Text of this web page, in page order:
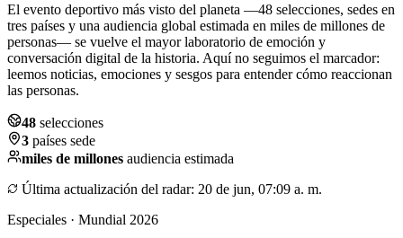
El evento deportivo más visto del planeta —48 selecciones, sedes en
tres países y una audiencia global estimada en miles de millones de
personas— se vuelve el mayor laboratorio de emoción y
conversación digital de la historia. Aquí no seguimos el marcador:
leemos noticias, emociones y sesgos para entender cómo reaccionan
las personas.
48 selecciones
3 países sede
miles de millones audiencia estimada
Última actualización del radar: 20 de jun, 07:09 a. m.
Especiales · Mundial 2026